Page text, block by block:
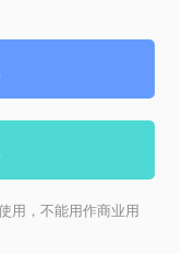
用，不能用作商业用